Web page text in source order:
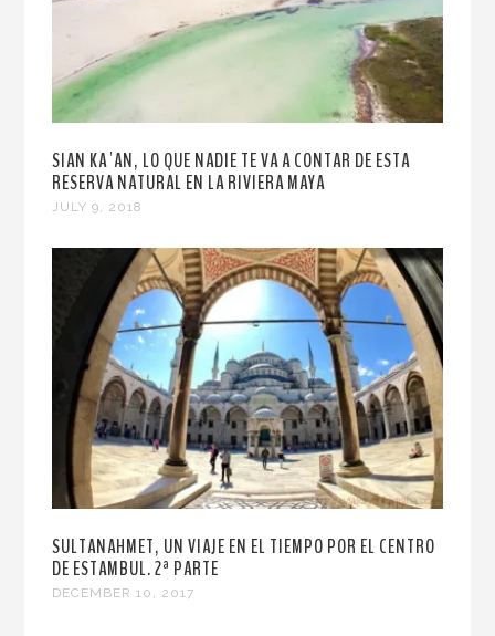
SIAN KA´AN, LO QUE NADIE TE VA A CONTAR DE ESTA
RESERVA NATURAL EN LA RIVIERA MAYA
JULY 9, 2018
SULTANAHMET, UN VIAJE EN EL TIEMPO POR EL CENTRO
DE ESTAMBUL. 2ª PARTE
DECEMBER 10, 2017